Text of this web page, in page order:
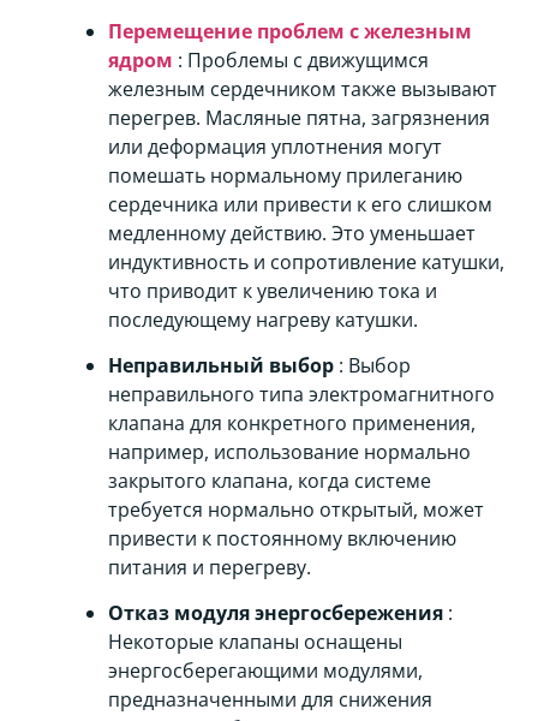
Перемещение проблем с железным
ядром : Проблемы с движущимся
железным сердечником также вызывают
перегрев. Масляные пятна, загрязнения
или деформация уплотнения могут
помешать нормальному прилеганию
сердечника или привести к его слишком
медленному действию. Это уменьшает
индуктивность и сопротивление катушки,
что приводит к увеличению тока и
последующему нагреву катушки.
Неправильный выбор : Выбор
неправильного типа электромагнитного
клапана для конкретного применения,
например, использование нормально
закрытого клапана, когда системе
требуется нормально открытый, может
привести к постоянному включению
питания и перегреву.
Отказ модуля энергосбережения :
Некоторые клапаны оснащены
энергосберегающими модулями,
предназначенными для снижения